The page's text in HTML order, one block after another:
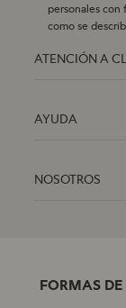
personales
como se
ATENCIÓN A
AYUDA
NOSOTROS
FORMAS DE